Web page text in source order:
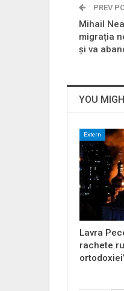
PREV
Mihail
migrația
și va
YOU
Extern
Lavra
rachete